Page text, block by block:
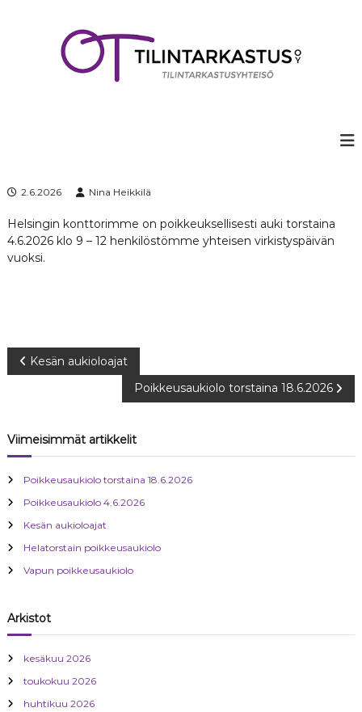
2.6.2026 Nina Heikkilä
Helsingin konttorimme on poikkeuksellisesti auki torstaina
4.6.2026 klo 9 – 12 henkilöstömme yhteisen virkistyspäivän
vuoksi.
A
t
i
k
k
e
l
i
e
Kesän aukioloajat
Poikkeusaukiolo torstaina 18.6.2026
Viimeisimmät artikkelit
Poikkeusaukiolo torstaina 18.6.2026
Poikkeusaukiolo 4.6.2026
Kesän aukioloajat
Helatorstain poikkeusaukiolo
Vapun poikkeusaukiolo
Arkistot
kesäkuu 2026
toukokuu 2026
huhtikuu 2026